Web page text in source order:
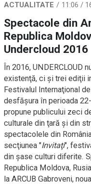
ACTUALITATE 11:06 /
Spectacole din
Republica
Undercloud 2016
În 2016, UNDERCLOUD
existenţă, ci şi trei ediţii
Festivalul Internaţional
desfăşura în perioada
propune publicului zeci
culturale din ţară şi din
spectacolele din
secţiunea "Invitaţi",
din şase culturi diferite.
Republica Moldova,
la ARCUB Gabroveni,